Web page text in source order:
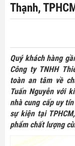
Thạnh,
Quý khách hàng
Công ty TNHH
toàn an tâm về
Tuấn Nguyễn với
nhà cung cấp uy
sự kiện tại
phẩm chất lượng